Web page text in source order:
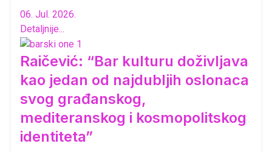
06. Jul. 2026.
Detaljnije...
Raičević: “Bar kulturu doživljava
kao jedan od najdubljih oslonaca
svog građanskog,
mediteranskog i kosmopolitskog
identiteta”